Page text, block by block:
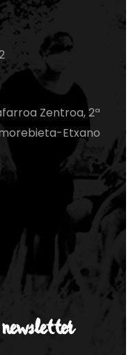
Zentroa, 2ª
Etxano